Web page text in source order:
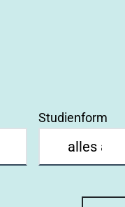
Studienform